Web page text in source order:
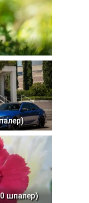
шпалер)